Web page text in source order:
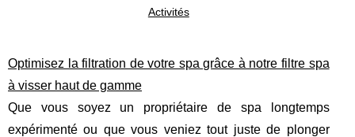
Activités
Optimisez la filtration de votre spa grâce à notre filtre spa
à visser haut de gamme
Que vous soyez un propriétaire de spa longtemps
expérimenté ou que vous veniez tout juste de plonger